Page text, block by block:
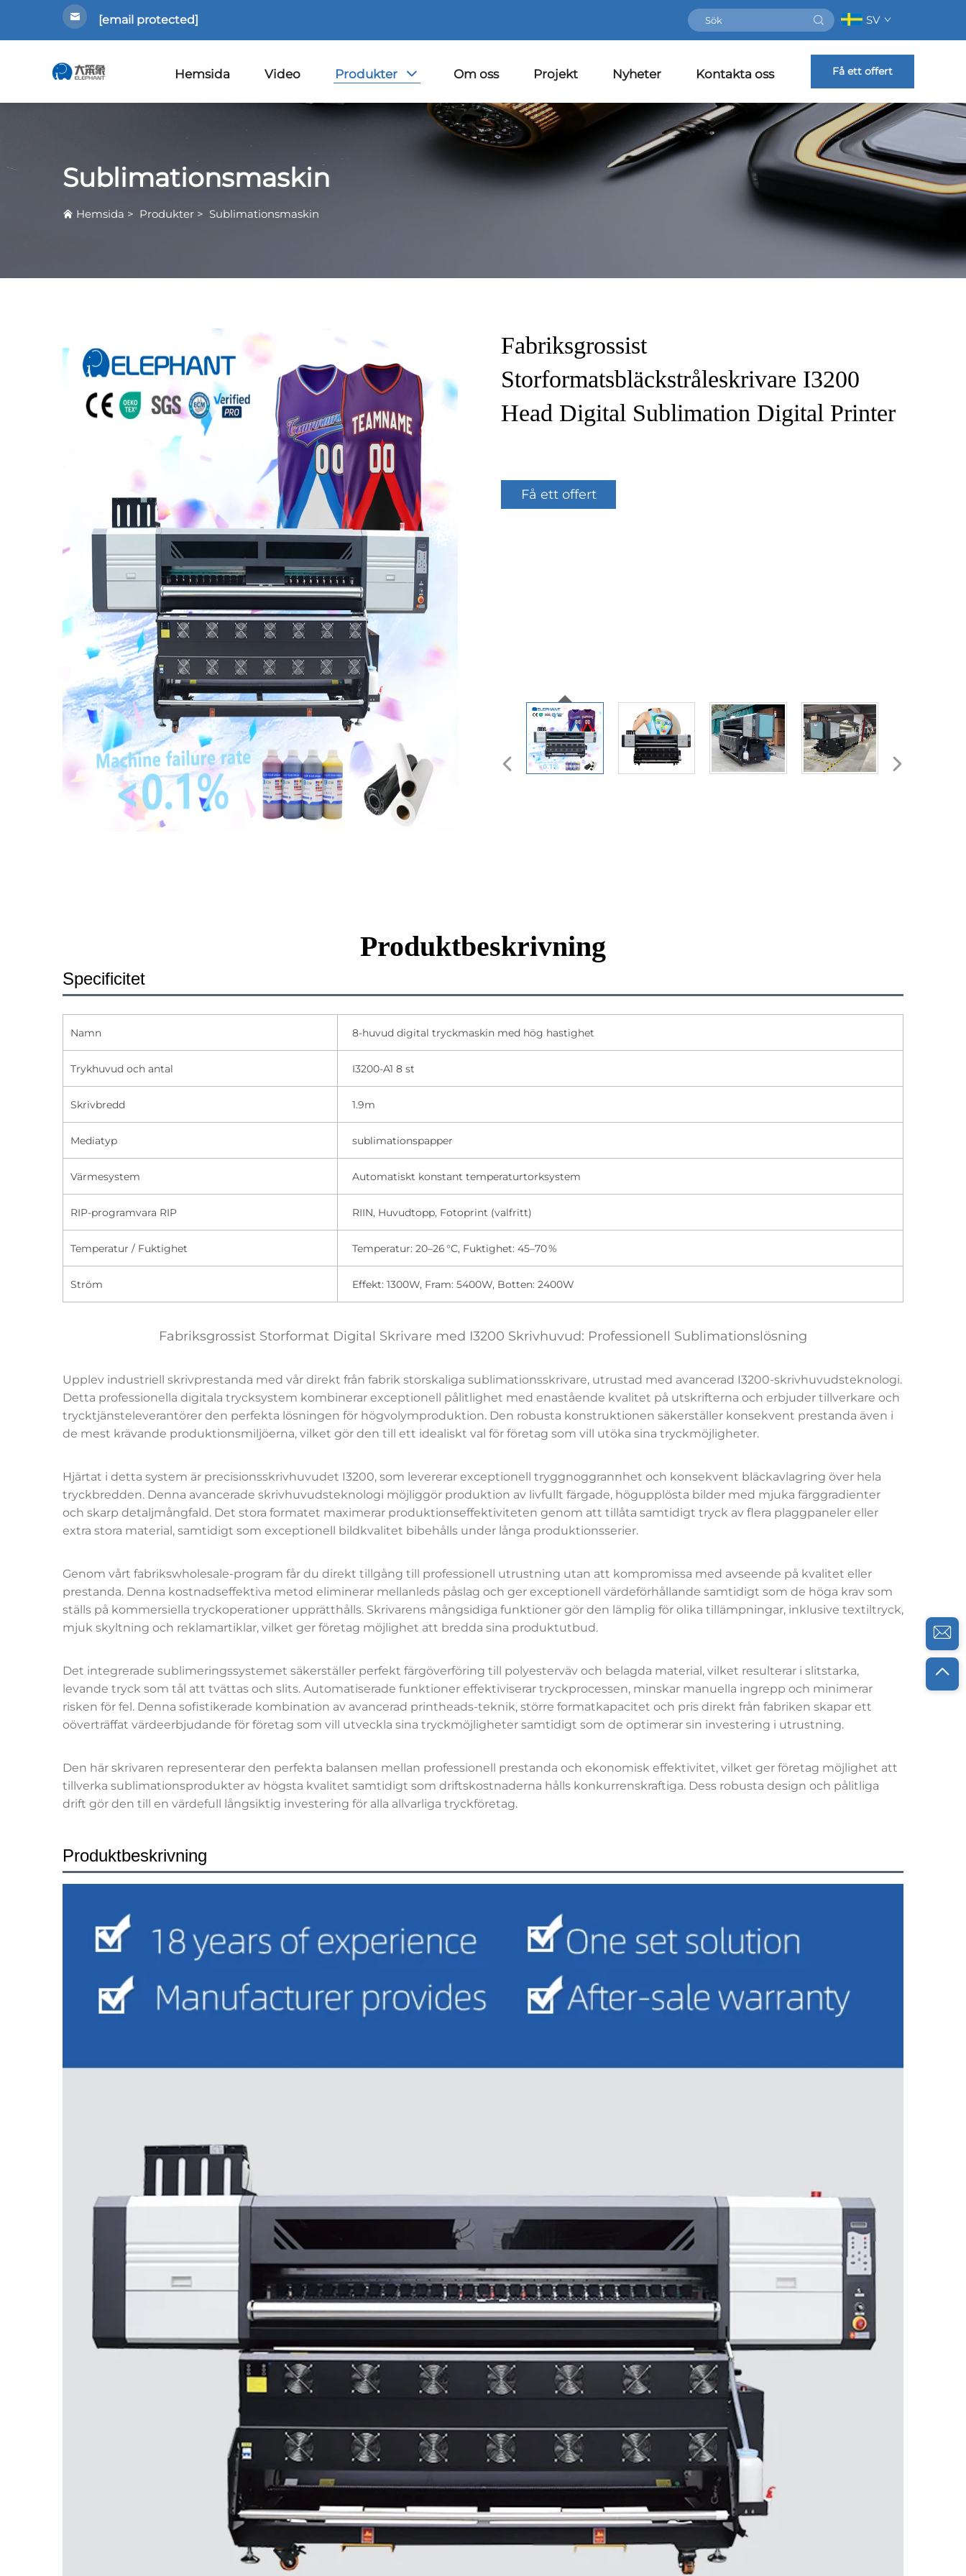
[email protected] SV
Hemsida Video Produkter Om oss Projekt Nyheter Kontakta oss Få ett offert
Sublimationsmaskin
Hemsida > Produkter > Sublimationsmaskin
Fabriksgrossist
Storformatsbläckstråleskrivare I3200
Head Digital Sublimation Digital Printer
Få ett offert
Produktbeskrivning
Specificitet
Namn 8-huvud digital tryckmaskin med hög hastighet
Trykhuvud och antal I3200-A1 8 st
Skrivbredd 1.9m
Mediatyp sublimationspapper
Värmesystem Automatiskt konstant temperaturtorksystem
RIP-programvara RIP RIIN, Huvudtopp, Fotoprint (valfritt)
Temperatur / Fuktighet Temperatur: 20–26 °C, Fuktighet: 45–70 %
Ström Effekt: 1300W, Fram: 5400W, Botten: 2400W
Fabriksgrossist Storformat Digital Skrivare med I3200 Skrivhuvud: Professionell Sublimationslösning
Upplev industriell skrivprestanda med vår direkt från fabrik storskaliga sublimationsskrivare, utrustad med avancerad I3200-skrivhuvudsteknologi.
Detta professionella digitala trycksystem kombinerar exceptionell pålitlighet med enastående kvalitet på utskrifterna och erbjuder tillverkare och
trycktjänsteleverantörer den perfekta lösningen för högvolymproduktion. Den robusta konstruktionen säkerställer konsekvent prestanda även i
de mest krävande produktionsmiljöerna, vilket gör den till ett idealiskt val för företag som vill utöka sina tryckmöjligheter.
Hjärtat i detta system är precisionsskrivhuvudet I3200, som levererar exceptionell tryggnoggrannhet och konsekvent bläckavlagring över hela
tryckbredden. Denna avancerade skrivhuvudsteknologi möjliggör produktion av livfullt färgade, högupplösta bilder med mjuka färggradienter
och skarp detaljmångfald. Det stora formatet maximerar produktionseffektiviteten genom att tillåta samtidigt tryck av flera plaggpaneler eller
extra stora material, samtidigt som exceptionell bildkvalitet bibehålls under långa produktionsserier.
Genom vårt fabrikswholesale-program får du direkt tillgång till professionell utrustning utan att kompromissa med avseende på kvalitet eller
prestanda. Denna kostnadseffektiva metod eliminerar mellanleds påslag och ger exceptionell värdeförhållande samtidigt som de höga krav som
ställs på kommersiella tryckoperationer upprätthålls. Skrivarens mångsidiga funktioner gör den lämplig för olika tillämpningar, inklusive textiltryck,
mjuk skyltning och reklamartiklar, vilket ger företag möjlighet att bredda sina produktutbud.
Det integrerade sublimeringssystemet säkerställer perfekt färgöverföring till polyesterväv och belagda material, vilket resulterar i slitstarka,
levande tryck som tål att tvättas och slits. Automatiserade funktioner effektiviserar tryckprocessen, minskar manuella ingrepp och minimerar
risken för fel. Denna sofistikerade kombination av avancerad printheads-teknik, större formatkapacitet och pris direkt från fabriken skapar ett
oöverträffat värdeerbjudande för företag som vill utveckla sina tryckmöjligheter samtidigt som de optimerar sin investering i utrustning.
Den här skrivaren representerar den perfekta balansen mellan professionell prestanda och ekonomisk effektivitet, vilket ger företag möjlighet att
tillverka sublimationsprodukter av högsta kvalitet samtidigt som driftskostnaderna hålls konkurrenskraftiga. Dess robusta design och pålitliga
drift gör den till en värdefull långsiktig investering för alla allvarliga tryckföretag.
Produktbeskrivning